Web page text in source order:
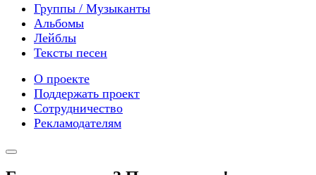
Группы / Музыканты
Альбомы
Лейблы
Тексты песен
О проекте
Поддержать проект
Сотрудничество
Рекламодателям